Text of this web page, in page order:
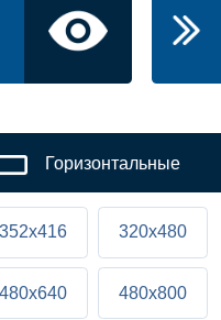
Горизонтальные
352x416 320x480
480x640 480x800